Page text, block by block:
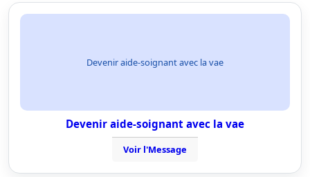
Devenir aide-soignant avec la vae
Devenir aide-soignant avec la vae
Voir l'Message